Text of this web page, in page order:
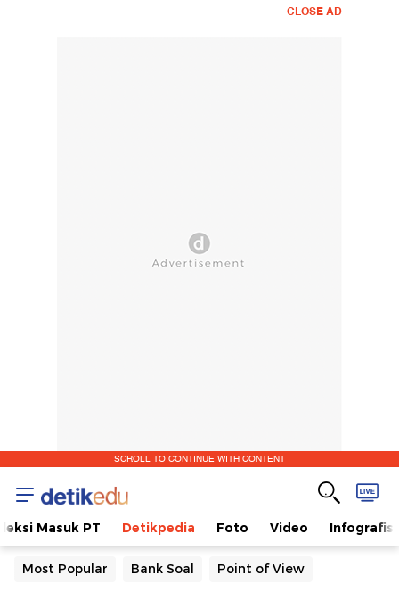
CLOSE AD
SCROLL TO CONTINUE WITH CONTENT
Masuk PT Detikpedia Foto Video Infografis
Most Popular Bank Soal Point of View